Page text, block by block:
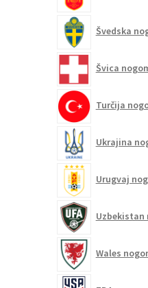
Švedska
Švica
Turčija
Ukrajina
Urugvaj
Uzbekistan
Wales